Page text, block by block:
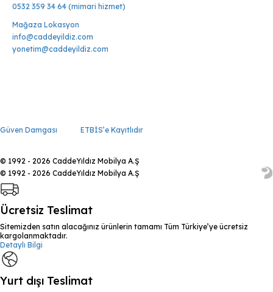
0532 359 34 64 (mimari hizmet)
Mağaza Lokasyon
info@caddeyildiz.com
yonetim@caddeyildiz.com
Güven Damgası ETBİS’e Kayıtlıdır
© 1992 - 2026 CaddeYıldız Mobilya A.Ş
© 1992 - 2026 CaddeYıldız Mobilya A.Ş
Ücretsiz Teslimat
Sitemizden satın alacağınız ürünlerin tamamı Tüm Türkiye’ye ücretsiz
kargolanmaktadır.
Detaylı Bilgi
Yurt dışı Teslimat